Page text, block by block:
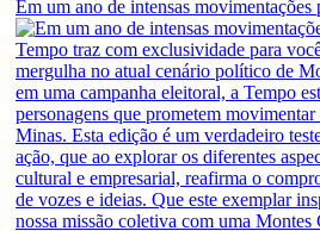
Em um ano de intensas movimentações